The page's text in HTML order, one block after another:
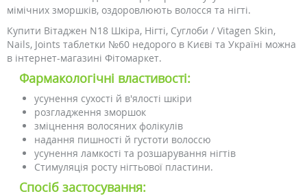
мімічних зморшків, оздоровлюють волосся та нігті.
Купити Вітаджен N18 Шкіра, Нігті, Суглоби / Vitagen Skin,
Nails, Joints таблетки №60 недорого в Києві та Україні можна
в інтернет-магазині Фітомаркет.
Фармакологічні властивості:
усунення сухості й в'ялості шкіри
розгладження зморшок
зміцнення волосяних фолікулів
надання пишності й густоти волоссю
усунення ламкості та розшарування нігтів
Стимуляція росту нігтьової пластини.
Спосіб застосування: